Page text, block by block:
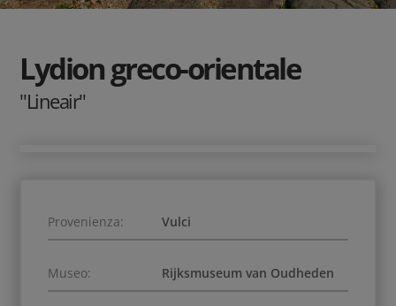
Lydion greco-orientale
"Lineair"
Provenienza: Vulci
Museo: Rijksmuseum van Oudheden